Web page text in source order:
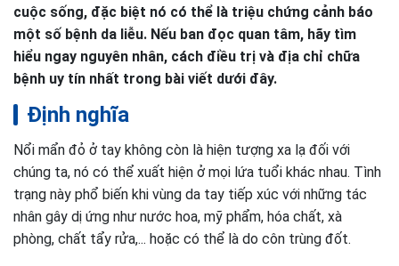
cuộc sống, đặc biệt nó có thể là triệu chứng cảnh báo
một số bệnh da liễu. Nếu ban đọc quan tâm, hãy tìm
hiểu ngay nguyên nhân, cách điều trị và địa chỉ chữa
bệnh uy tín nhất trong bài viết dưới đây.
Định nghĩa
Nổi mẩn đỏ ở tay không còn là hiện tượng xa lạ đối với
chúng ta, nó có thể xuất hiện ở mọi lứa tuổi khác nhau. Tình
trạng này phổ biến khi vùng da tay tiếp xúc với những tác
nhân gây dị ứng như nước hoa, mỹ phẩm, hóa chất, xà
phòng, chất tẩy rửa,... hoặc có thể là do côn trùng đốt.